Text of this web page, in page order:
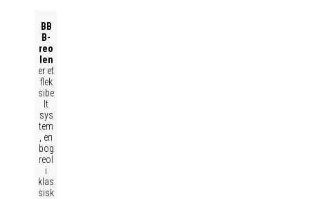
BB
B-
reo
len
er et
flek
sibe
lt
sys
tem
, en
bog
reol
i
klas
sisk